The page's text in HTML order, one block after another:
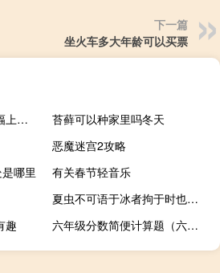
下一篇
坐火车多大年龄可以买票
非农公布前现货黄金小幅上扬现报1945.7美元/盎司美元指数DXY小幅走低报103.59
苔藓可以种家里吗冬天
恶魔迷宫2攻略
哪里
有关春节轻音乐
夏虫不可语于冰者拘于时也（夏虫不可语于冰）
趣
六年级分数简便计算题（六年级分数简便计算题100道）